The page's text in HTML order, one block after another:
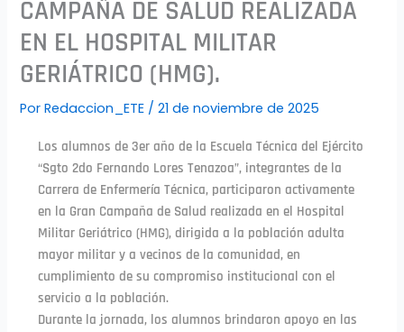
CAMPAÑA DE SALUD REALIZADA
EN EL HOSPITAL MILITAR
GERIÁTRICO (HMG).
PorRedaccion_ETE /21 de noviembre de 2025
Los alumnos de 3er año de la Escuela Técnica del Ejército
“Sgto 2do Fernando Lores Tenazoa”, integrantes de la
Carrera de Enfermería Técnica, participaron activamente
en la Gran Campaña de Salud realizada en el Hospital
Militar Geriátrico (HMG), dirigida a la población adulta
mayor militar y a vecinos de la comunidad, en
cumplimiento de su compromiso institucional con el
servicio a la población.
Durante la jornada, los alumnos brindaron apoyo en las